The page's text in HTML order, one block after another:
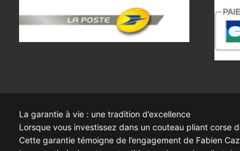
La garantie à vie : une tradition d’excellence
Lorsque vous investissez dans un couteau pliant corse
Cette garantie témoigne de l’engagement de Fabien